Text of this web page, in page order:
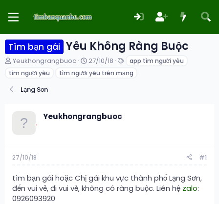
Tìm bạn gái Yêu Không Ràng Buộc
T
r
e
a
e
Yeukhongrangbuoc
N
à
27/10/18
k
app tìm người yêu
tìm người yêu
tìm người yêu trên mạng
Lạng Sơn
Yeukhongrangbuoc
27/10/18 #1
tìm bạn gái hoặc Chị gái khu vực thành phố Lạng Sơn,
đến vui vẻ, đi vui vẻ, không có ràng buộc. Liên hệ zalo:
0926093920